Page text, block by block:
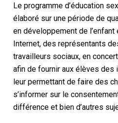
Le programme d’éducation
élaboré sur une période de
en développement de
Internet, des représentants
travailleurs sociaux, en
afin de fournir aux élèves
leur permettant de faire des
s’informer sur le
différence et bien d’autres